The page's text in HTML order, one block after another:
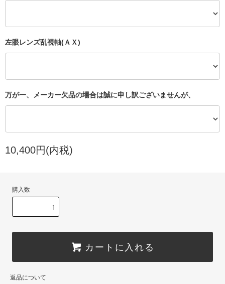
左眼レンズ乱視軸(ＡＸ)
万が一、メーカー欠品の場合は誠に申し訳ございませんが、
10,400円(内税)
購入数
カートに入れる
返品について